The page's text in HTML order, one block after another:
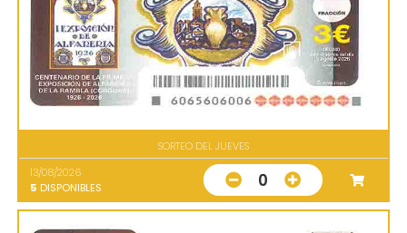
SORTEO DEL JUEVES
13/08/2026
5 DISPONIBLES 0